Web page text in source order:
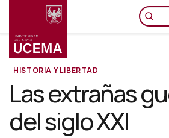
principal
HISTORIA Y LIBERTAD
Las extrañas
del siglo XXI